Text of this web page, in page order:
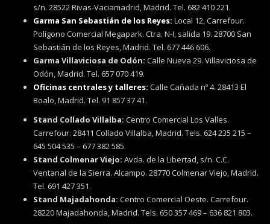
s/n. 28522 Rivas-Vaciamadrid, Madrid. Tel. 682 410 221.
Garma San Sebastián de los Reyes: Local 12, Carrefour.
Polígono Comercial Megapark. Ctra. N-I, salida 19. 28700 San
Sebastián de los Reyes, Madrid. Tel. 677 446 606.
Garma Villaviciosa de Odón: Calle Nueva 29. Villaviciosa de
Odón, Madrid. Tel. 657 070 419.
Oficinas centrales y talleres: Calle Cañada nº 4. 28413 El
Boalo, Madrid. Tel. 91 857 37 41.
Stand Collado Villalba: Centro Comercial Los Valles.
Carrefour. 28411 Collado Villalba, Madrid. Tels. 624 235 215 –
645 504 535 – 677 382 585.
Stand Colmenar Viejo: Avda. de la Libertad, s/n. C.C.
Ventanal de la Sierra. Alcampo. 28770 Colmenar Viejo, Madrid.
Tel. 691 427 351.
Stand Majadahonda: Centro Comercial Oeste. Carrefour.
28220 Majadahonda, Madrid. Tels. 650 357 469 – 636 821 803.